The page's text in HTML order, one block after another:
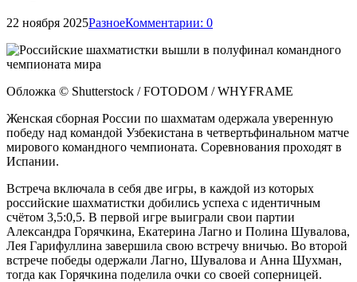
22 ноября 2025РазноеКомментарии: 0
Обложка © Shutterstock / FOTODOM / WHYFRAME
Женская сборная России по шахматам одержала уверенную
победу над командой Узбекистана в четвертьфинальном матче
мирового командного чемпионата. Соревнования проходят в
Испании.
Встреча включала в себя две игры, в каждой из которых
российские шахматистки добились успеха с идентичным
счётом 3,5:0,5. В первой игре выиграли свои партии
Александра Горячкина, Екатерина Лагно и Полина Шувалова,
Лея Гарифуллина завершила свою встречу вничью. Во второй
встрече победы одержали Лагно, Шувалова и Анна Шухман,
тогда как Горячкина поделила очки со своей соперницей.